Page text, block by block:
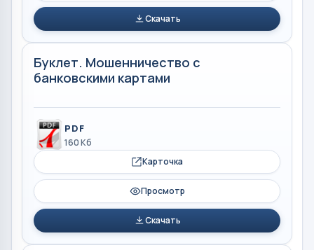
Скачать
Буклет. Мошенничество с
банковскими картами
PDF
160 Кб
Карточка
Просмотр
Скачать